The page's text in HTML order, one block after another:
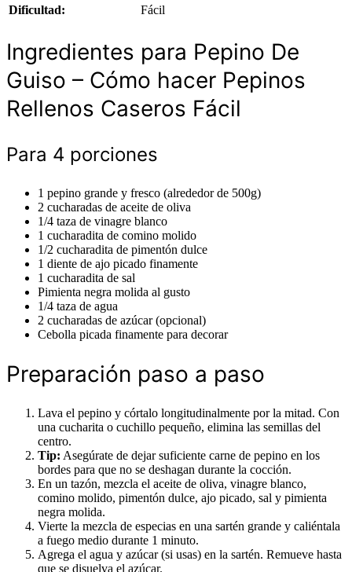
Dificultad:
Fácil
Ingredientes para Pepino De
Guiso – Cómo hacer Pepinos
Rellenos Caseros Fácil
Para 4 porciones
1 pepino grande y fresco (alrededor de 500g)
2 cucharadas de aceite de oliva
1/4 taza de vinagre blanco
1 cucharadita de comino molido
1/2 cucharadita de pimentón dulce
1 diente de ajo picado finamente
1 cucharadita de sal
Pimienta negra molida al gusto
1/4 taza de agua
2 cucharadas de azúcar (opcional)
Cebolla picada finamente para decorar
Preparación paso a paso
Lava el pepino y córtalo longitudinalmente por la mitad. Con
una cucharita o cuchillo pequeño, elimina las semillas del
centro.
Tip: Asegúrate de dejar suficiente carne de pepino en los
bordes para que no se deshagan durante la cocción.
En un tazón, mezcla el aceite de oliva, vinagre blanco,
comino molido, pimentón dulce, ajo picado, sal y pimienta
negra molida.
Vierte la mezcla de especias en una sartén grande y caliéntala
a fuego medio durante 1 minuto.
Agrega el agua y azúcar (si usas) en la sartén. Remueve hasta
que se disuelva el azúcar.